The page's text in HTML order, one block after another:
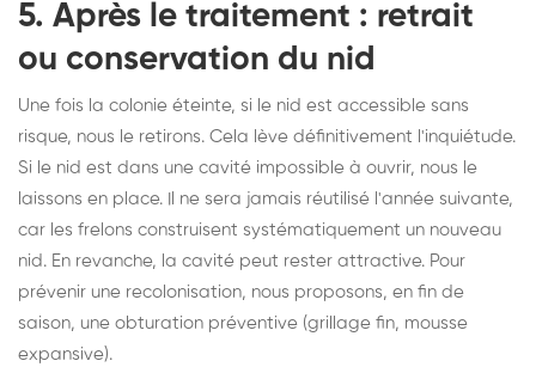
5. Après le traitement : retrait
ou conservation du nid
Une fois la colonie éteinte, si le nid est accessible sans
risque, nous le retirons. Cela lève définitivement l'inquiétude.
Si le nid est dans une cavité impossible à ouvrir, nous le
laissons en place. Il ne sera jamais réutilisé l'année suivante,
car les frelons construisent systématiquement un nouveau
nid. En revanche, la cavité peut rester attractive. Pour
prévenir une recolonisation, nous proposons, en fin de
saison, une obturation préventive (grillage fin, mousse
expansive).